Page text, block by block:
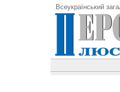
Всеукраїнський